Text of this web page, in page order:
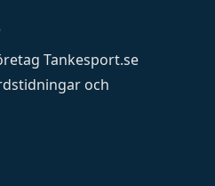
Tankesport.se
och